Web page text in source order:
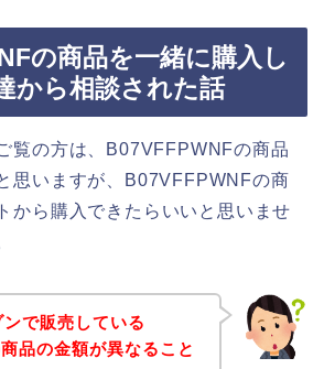
の商品を一緒に購入し
から相談された話
覧の方は、B07VFFPWNFの商品
思いますが、B07VFFPWNFの商
から購入できたらいいと思いませ
で販売している
品の金額が異なること